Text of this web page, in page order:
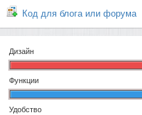
Код для блога или форума
Дизайн
Функции
Удобство